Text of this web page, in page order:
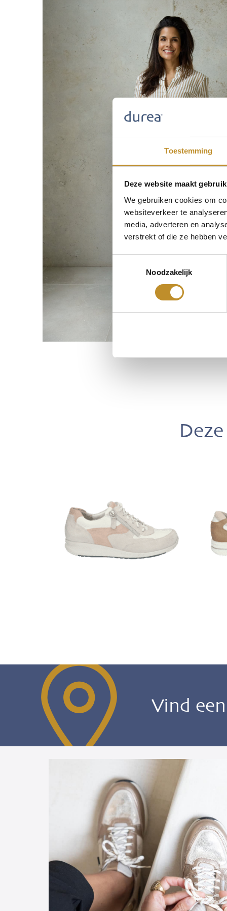
Toestemming
Deze website maakt
We gebruiken cookies om
websiteverkeer te
media, adverteren en
verstrekt of die ze hebben
Noodzakelijk
Vind